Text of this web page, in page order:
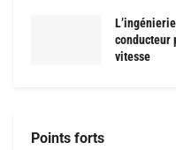
conducteur
vitesse
Points forts